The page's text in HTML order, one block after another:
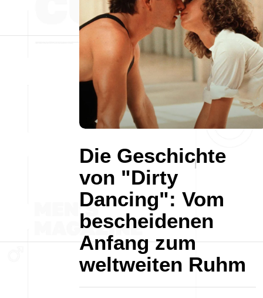
Die Geschichte
von "Dirty
Dancing": Vom
bescheidenen
Anfang zum
weltweiten Ruhm